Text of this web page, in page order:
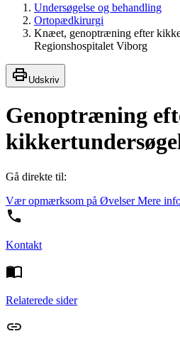
Undersøgelse og behandling
Ortopædkirurgi
Knæet, genoptræning efter
Regionshospitalet Viborg
Udskriv
Genoptræning
Gå direkte til:
Vær opmærksom på ØvelserMere
Kontakt
Relaterede sider